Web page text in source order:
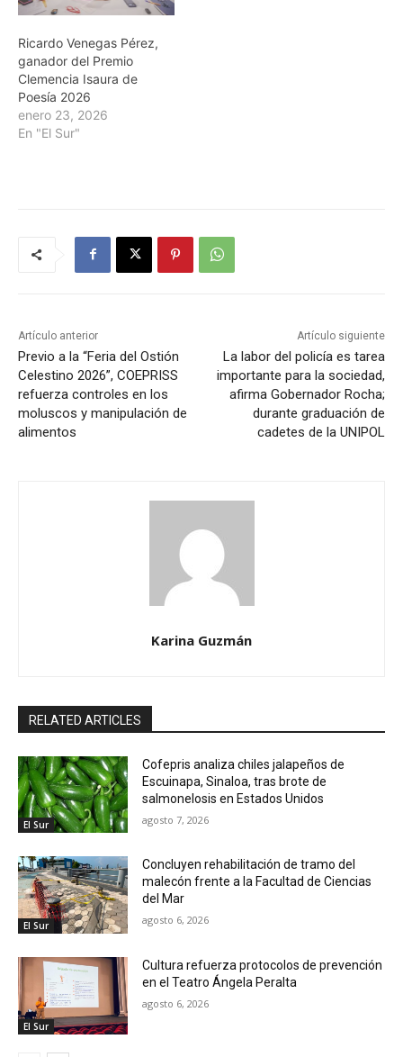
Ricardo Venegas Pérez,
ganador del Premio
Clemencia Isaura de
Poesía 2026
enero 23, 2026
En "El Sur"
Artículo anterior
Previo a la “Feria del Ostión
Celestino 2026”, COEPRISS
refuerza controles en los
moluscos y manipulación de
alimentos
Artículo siguiente
La labor del policía es tarea
importante para la sociedad,
afirma Gobernador Rocha;
durante graduación de
cadetes de la UNIPOL
Karina Guzmán
RELATED ARTICLES
El Sur
Cofepris analiza chiles jalapeños de
Escuinapa, Sinaloa, tras brote de
salmonelosis en Estados Unidos
agosto 7, 2026
El Sur
Concluyen rehabilitación de tramo del
malecón frente a la Facultad de Ciencias
del Mar
agosto 6, 2026
El Sur
Cultura refuerza protocolos de prevención
en el Teatro Ángela Peralta
agosto 6, 2026